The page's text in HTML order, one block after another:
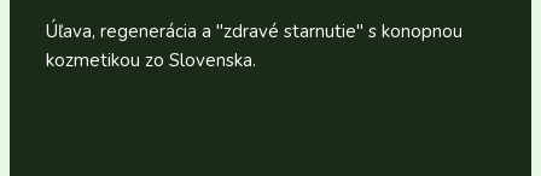
Úľava, regenerácia a "zdravé starnutie" s konopnou
kozmetikou zo Slovenska.